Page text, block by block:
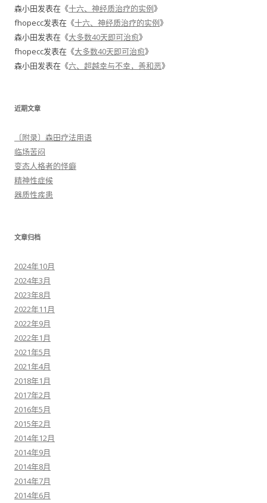
森小田发表在《十六、神经质治疗的实例》
fhopecc发表在《十六、神经质治疗的实例》
森小田发表在《大多数40天即可治愈》
fhopecc发表在《大多数40天即可治愈》
森小田发表在《六、超越幸与不幸，善和恶》
近期文章
〔附录〕森田疗法用语
临场苦闷
变态人格者的怪癖
精神性症候
器质性疾患
文章归档
2024年10月
2024年3月
2023年8月
2022年11月
2022年9月
2022年1月
2021年5月
2021年4月
2018年1月
2017年2月
2016年5月
2015年2月
2014年12月
2014年9月
2014年8月
2014年7月
2014年6月